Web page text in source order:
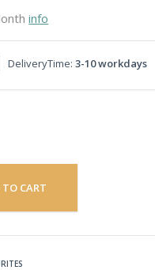
info
DeliveryTime:3-10 workdays
CART